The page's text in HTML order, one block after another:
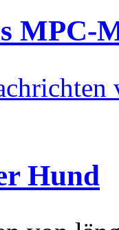
MPC-
Hund